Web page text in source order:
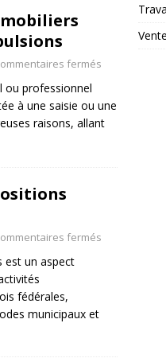
fermés
ou professionnel
à une saisie ou une
raisons, allant
fermés
est un aspect
fédérales,
municipaux et
Vente